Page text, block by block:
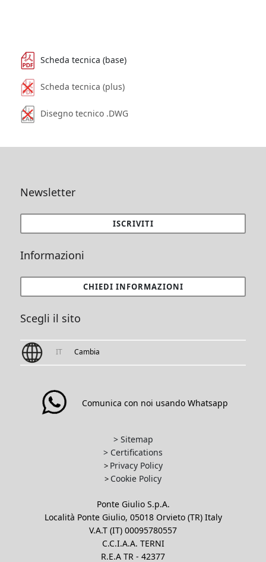
Scheda tecnica (base)
Scheda tecnica (plus)
Disegno tecnico .DWG
Newsletter
ISCRIVITI
Informazioni
CHIEDI INFORMAZIONI
Scegli il sito
IT Cambia
Comunica con noi usando Whatsapp
> Sitemap
> Certifications
> Privacy Policy
> Cookie Policy
Ponte Giulio S.p.A.
Località Ponte Giulio, 05018 Orvieto (TR) Italy
V.A.T (IT) 00095780557
C.C.I.A.A. TERNI
R.E.A TR - 42377